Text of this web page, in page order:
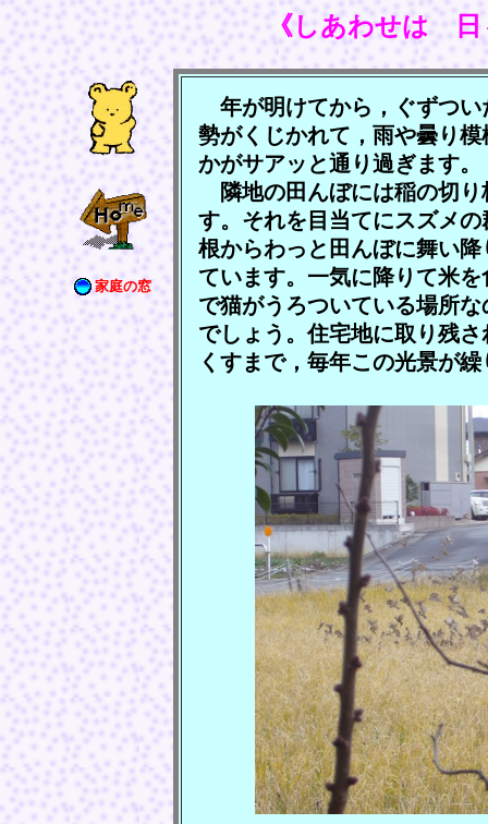
《しあわせは 日
家庭の窓
年が明けてから，ぐずつい
勢がくじかれて，雨や曇り
かがサアッと通り過ぎます。
隣地の田んぼには稲の切り
す。それを目当てにスズメ
根からわっと田んぼに舞い
ています。一気に降りて米
で猫がうろついている場所
でしょう。住宅地に取り残
くすまで，毎年この光景が